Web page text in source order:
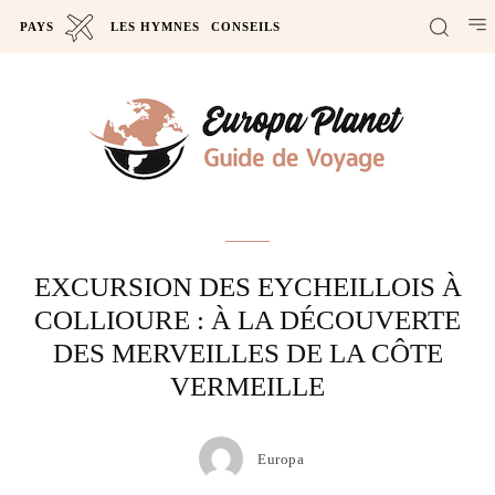
PAYS LES HYMNES CONSEILS
EXCURSION DES EYCHEILLOIS À
COLLIOURE : À LA DÉCOUVERTE
DES MERVEILLES DE LA CÔTE
VERMEILLE
Europa